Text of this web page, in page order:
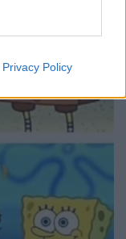
Privacy Policy